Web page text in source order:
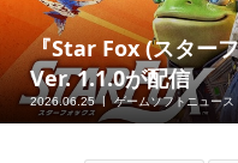
『Star Fox (スター
Ver. 1.1.0が配信
2026.06.25 ゲームソフトニュース